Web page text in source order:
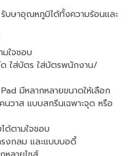
บษาอุณหภูมิได้ทั้งความร้อนและ
ใจชอบ
ใส่บัตร ใส่บัตรพนักงาน/
มีหลากหลายขนาดให้เลือก
นวาส แบบสกรีนเฉพาะจุด หรือ
ด้ตามใจชอบ
งกลม และแบบบอดี้